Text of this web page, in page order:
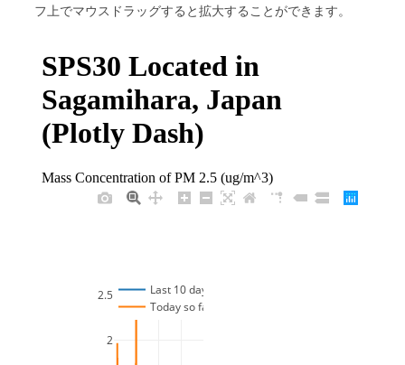
フ上でマウスドラッグすると拡大することができます。